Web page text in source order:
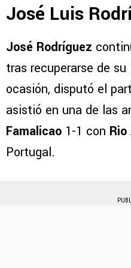
José Luis
José Rodríguez
tras recuperarse de
ocasión, disputó el
asistió en una de las
Famalicao 1-1 con Rio
Portugal.